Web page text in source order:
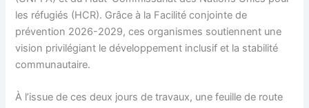
les réfugiés (HCR). Grâce à la Facilité conjointe de
prévention 2026-2029, ces organismes soutiennent une
vision privilégiant le développement inclusif et la stabilité
communautaire.
À l’issue de ces deux jours de travaux, une feuille de route